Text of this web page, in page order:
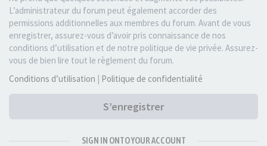
L’administrateur du forum peut également accorder des
permissions additionnelles aux membres du forum. Avant de vous
enregistrer, assurez-vous d’avoir pris connaissance de nos
conditions d’utilisation et de notre politique de vie privée. Assurez-
vous de bien lire tout le règlement du forum.
Conditions d’utilisation | Politique de confidentialité
S’enregistrer
SIGN IN ONTO YOUR ACCOUNT